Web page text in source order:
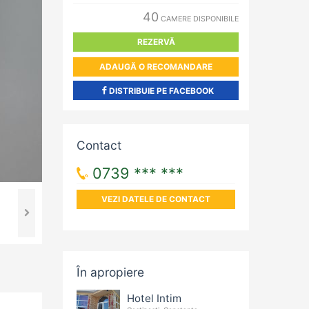
40 CAMERE DISPONIBILE
REZERVĂ
ADAUGĂ O RECOMANDARE
DISTRIBUIE PE FACEBOOK
Contact
0739 *** ***
VEZI DATELE DE CONTACT
În apropiere
Hotel Intim